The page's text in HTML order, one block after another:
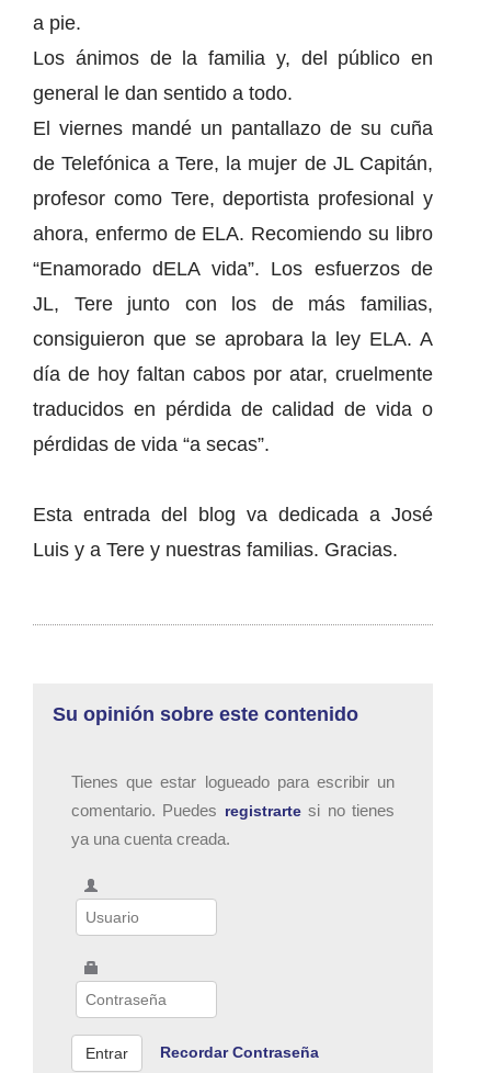
a pie.
Los ánimos de la familia y, del público en
general le dan sentido a todo.
El viernes mandé un pantallazo de su cuña
de Telefónica a Tere, la mujer de JL Capitán,
profesor como Tere, deportista profesional y
ahora, enfermo de ELA. Recomiendo su libro
“Enamorado dELA vida”. Los esfuerzos de
JL, Tere junto con los de más familias,
consiguieron que se aprobara la ley ELA. A
día de hoy faltan cabos por atar, cruelmente
traducidos en pérdida de calidad de vida o
pérdidas de vida “a secas”.
Esta entrada del blog va dedicada a José
Luis y a Tere y nuestras familias. Gracias.
Su opinión sobre este contenido
Tienes que estar logueado para escribir un
comentario. Puedes registrartesi no tienes
ya una cuenta creada.
Recordar Contraseña